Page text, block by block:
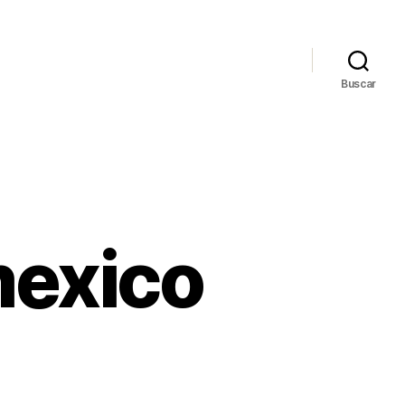
Buscar